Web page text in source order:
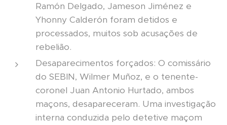
Ramón Delgado, Jameson Jiménez e
Yhonny Calderón foram detidos e
processados, muitos sob acusações de
rebelião.
Desaparecimentos forçados: O comissário
do SEBIN, Wilmer Muñoz, e o tenente-
coronel Juan Antonio Hurtado, ambos
maçons, desapareceram. Uma investigação
interna conduzida pelo detetive maçom